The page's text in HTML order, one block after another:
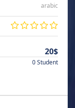
arabic
20$
0 Student